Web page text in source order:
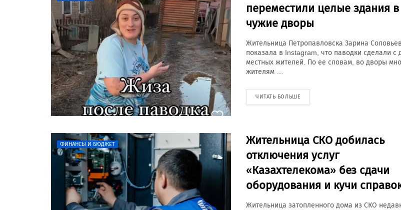
переместили целые здания в
чужие дворы
Жительница Петропавловска Зарина
показала в Instagram, что паводки сделали с
местных жителей. По ее словам, во дворы
жителям …
ЧИТАТЬ БОЛЬШЕ
ФИНАНСЫ И БЮДЖЕТ
Жительница СКО добилась
отключения услуг
«Казахтелекома» без сдачи
оборудования и кучи
Жительница затопленного дома из СКО